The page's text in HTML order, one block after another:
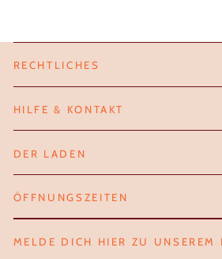
RECHTLICHES
HILFE & KONTAKT
DER LADEN
ÖFFNUNGSZEITEN
MELDE DICH HIER ZU UNSEREM